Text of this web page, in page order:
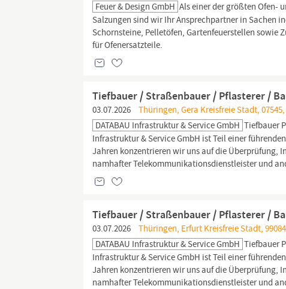
Feuer & Design GmbH Als einer der größten Ofen-
Salzungen sind wir Ihr Ansprechpartner in Sachen
Schornsteine, Pelletöfen, Gartenfeuerstellen sowie
für Ofenersatzteile.
Tiefbauer / Straßenbauer / Pflasterer /
03.07.2026
Thüringen, Gera Kreisfreie Stadt, 07545,
DATABAU Infrastruktur & Service GmbH Tiefbauer
Infrastruktur & Service GmbH ist Teil einer
Jahren konzentrieren wir uns auf die Überprüfung,
namhafter Telekommunikationsdienstleister und
Tiefbauer / Straßenbauer / Pflasterer /
03.07.2026
Thüringen, Erfurt Kreisfreie Stadt,
DATABAU Infrastruktur & Service GmbH Tiefbauer
Infrastruktur & Service GmbH ist Teil einer
Jahren konzentrieren wir uns auf die Überprüfung,
namhafter Telekommunikationsdienstleister und